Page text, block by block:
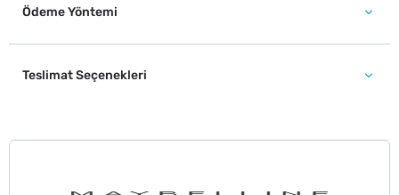
Ödeme Yöntemi
Teslimat Seçenekleri